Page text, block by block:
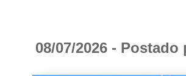
08/07/2026 -